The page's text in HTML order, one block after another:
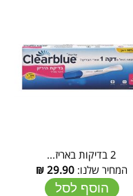
2 בדיקות באריז...
המחיר שלנו: 29.90
₪
הוסף לסל